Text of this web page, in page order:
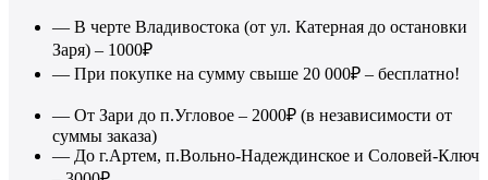
— В черте Владивостока (от ул. Катерная до остановки
Заря) – 1000₽
— При покупке на сумму свыше 20 000₽ – бесплатно!
— От Зари до п.Угловое – 2000₽ (в независимости от
суммы заказа)
— До г.Артем, п.Вольно-Надеждинское и Соловей-Ключ